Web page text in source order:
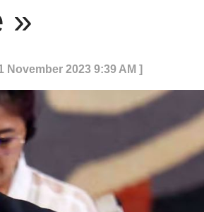
»
November 2023 9:39 AM ]